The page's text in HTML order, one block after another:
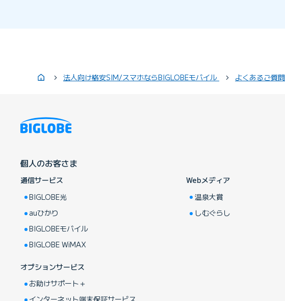
法人向け格安SIM/スマホならBIGLOBEモバイル よくあるご質問
個人のお客さま
通信サービス
BIGLOBE光
auひかり
BIGLOBEモバイル
BIGLOBE WiMAX
オプションサービス
お助けサポート＋
Webメディア
温泉大賞
しむぐらし